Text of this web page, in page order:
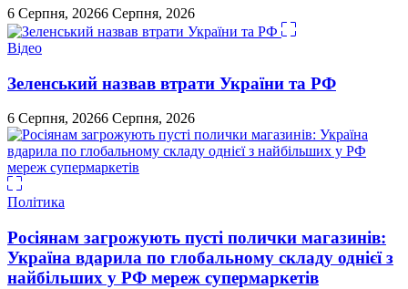
6 Серпня, 20266 Серпня, 2026
Відео
Зеленський назвав втрати України та РФ
6 Серпня, 20266 Серпня, 2026
Політика
Росіянам загрожують пусті полички магазинів:
Україна вдарила по глобальному складу однієї з
найбільших у РФ мереж супермаркетів